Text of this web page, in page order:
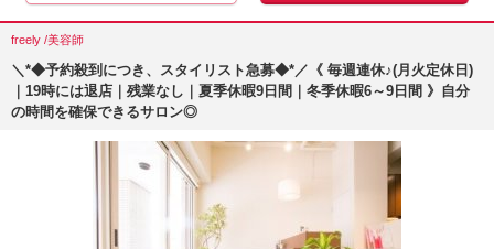
freely /美容師
＼*◆予約殺到につき、スタイリスト急募◆*／《 毎週連休♪(月火定休日)
｜19時には退店｜残業なし｜夏季休暇9日間｜冬季休暇6～9日間 》自分
の時間を確保できるサロン◎